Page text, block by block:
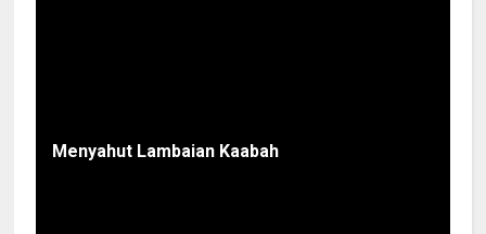
Menyahut Lambaian Kaabah